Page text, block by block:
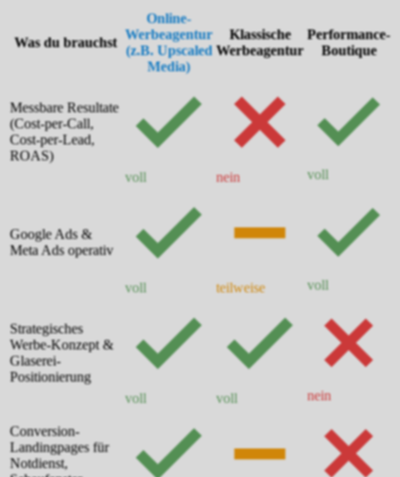
Was du brauchst
Online-
Werbeagentur
(z.B. Upscaled
Media)
Klassische
Werbeagentur
Performance-
Boutique
Messbare Resultate
(Cost-per-Call,
Cost-per-Lead,
ROAS)
voll
nein voll
Google Ads &
Meta Ads operativ
voll teilweise voll
Strategisches
Werbe-Konzept &
Glaserei-
Positionierung
voll
voll nein
Conversion-
Landingpages für
Notdienst,